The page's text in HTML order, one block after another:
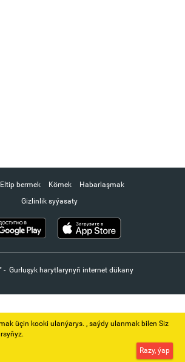
Eltip bermek Kömek
Habarlaşmak
Gizlinlik syýasaty
- Gurluşyk harytlarynyň internet dükany
üçin kooki ulanýarys. ‚ saýdy ulanmak bilen Siz
Razy, ýap